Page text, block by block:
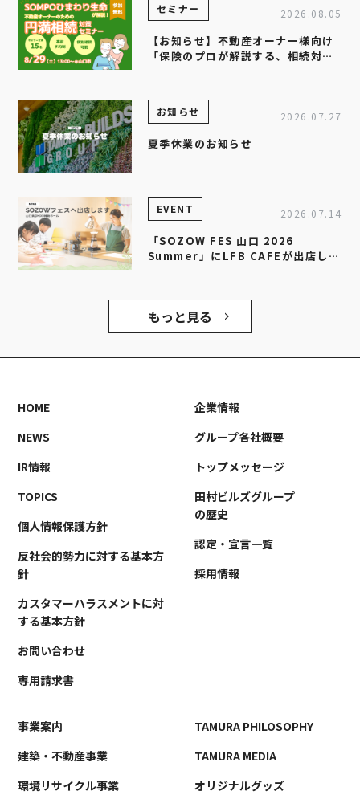
セミナー 2026.08.05
【お知らせ】不動産オーナー様向け
「保険のプロが解説する、相続対策
お知らせ 2026.07.27
夏季休業のお知らせ
EVENT 2026.07.14
「SOZOW FES 山口 2026
Summer」にLFB CAFEが出店しま
もっと見る
HOME
NEWS
IR情報
TOPICS
個人情報保護方針
反社会的勢力に対する基本方
針
カスタマーハラスメントに対
する基本方針
お問い合わせ
専用請求書
企業情報
グループ各社概要
トップメッセージ
田村ビルズグループ
の歴史
認定・宣言一覧
採用情報
事業案内
建築・不動産事業
環境リサイクル事業
TAMURA PHILOSOPHY
TAMURA MEDIA
オリジナルグッズ